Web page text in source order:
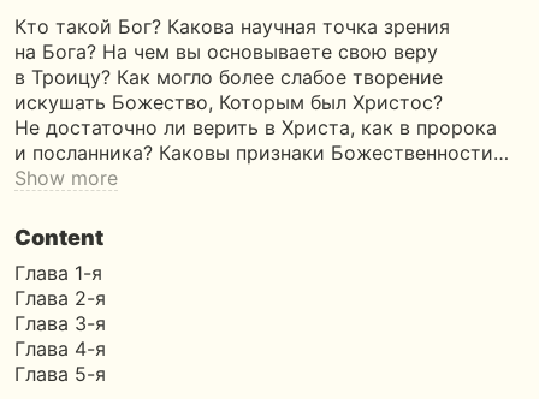
Кто такой Бог? Какова научная точка зрения
на Бога? На чем вы основываете свою веру
в Троицу? Как могло более слабое творение
искушать Божество, Которым был Христос?
Не достаточно ли верить в Христа, как в пророка
и посланника? Каковы признаки Божественности…
Show more
Content
Глава 1-я
Глава 2-я
Глава 3-я
Глава 4-я
Глава 5-я